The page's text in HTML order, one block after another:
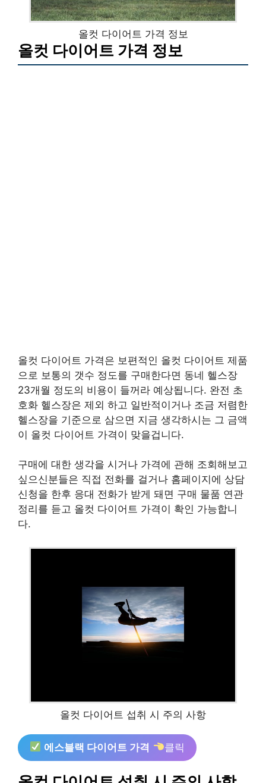
올컷 다이어트 가격 정보
올컷 다이어트 가격 정보
올컷 다이어트 가격은 보편적인 올컷 다이어트 제품
으로 보통의 갯수 정도를 구매한다면 동네 헬스장
23개월 정도의 비용이 들꺼라 예상됩니다. 완전 초
호화 헬스장은 제외 하고 일반적이거나 조금 저렴한
헬스장을 기준으로 삼으면 지금 생각하시는 그 금액
이 올컷 다이어트 가격이 맞을겁니다.
구매에 대한 생각을 시거나 가격에 관해 조회해보고
싶으신분들은 직접 전화를 걸거나 홈페이지에 상담
신청을 한후 응대 전화가 받게 돼면 구매 물품 연관
정리를 듣고 올컷 다이어트 가격이 확인 가능합니
다.
올컷 다이어트 섭취 시 주의 사항
에스블랙 다이어트 가격 클릭